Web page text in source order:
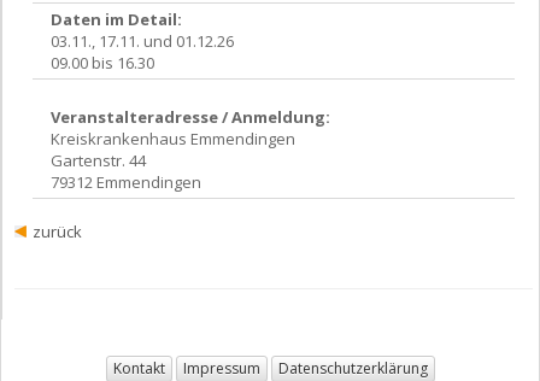
Daten im Detail:
03.11., 17.11. und 01.12.26
09.00 bis 16.30
Veranstalteradresse / Anmeldung:
Kreiskrankenhaus Emmendingen
Gartenstr. 44
79312 Emmendingen
zurück
Kontakt Impressum Datenschutzerklärung